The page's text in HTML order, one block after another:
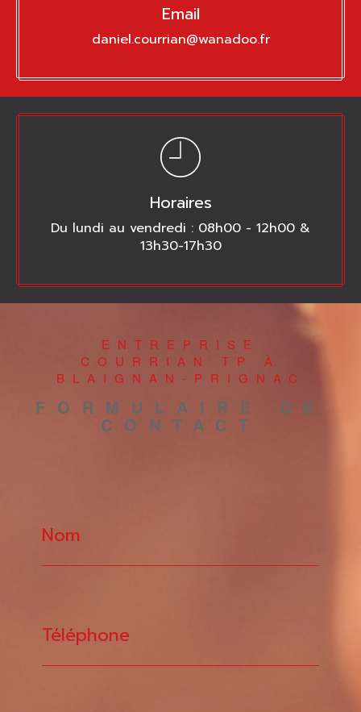
Email
daniel.courrian@wanadoo.fr
Horaires
Du lundi au vendredi : 08h00 - 12h00 &
13h30-17h30
ENTREPRISE
COURRIAN TP À
BLAIGNAN-PRIGNAC
FORMULAIRE DE
CONTACT
Nom
Téléphone